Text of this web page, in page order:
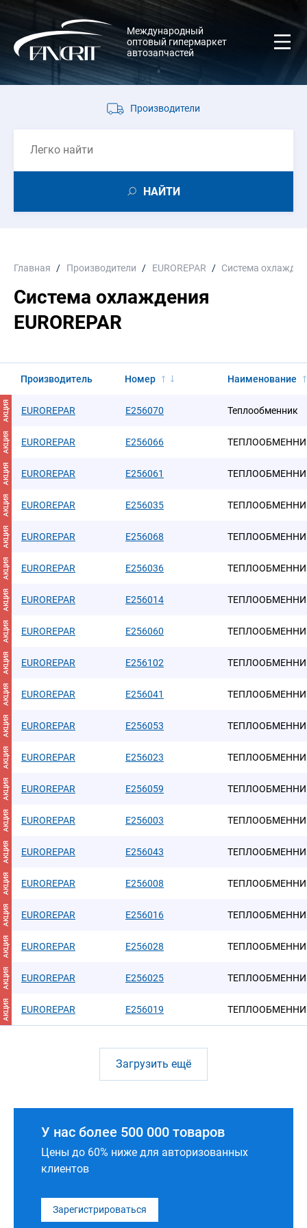
Международный
оптовый гипермаркет
автозапчастей
Производители
НАЙТИ
Главная Производители EUROREPAR Система
Система охлаждения
EUROREPAR
Производитель Номер Наименование
АКЦИЯ EUROREPAR E256070 Теплообменник
АКЦИЯ EUROREPAR E256066
АКЦИЯ EUROREPAR E256061
АКЦИЯ EUROREPAR E256035
АКЦИЯ EUROREPAR E256068
АКЦИЯ EUROREPAR E256036
АКЦИЯ EUROREPAR E256014
АКЦИЯ EUROREPAR E256060
АКЦИЯ EUROREPAR E256102
АКЦИЯ EUROREPAR E256041
АКЦИЯ EUROREPAR E256053
АКЦИЯ EUROREPAR E256023
АКЦИЯ EUROREPAR E256059
АКЦИЯ EUROREPAR E256003
АКЦИЯ EUROREPAR E256043
АКЦИЯ EUROREPAR E256008
АКЦИЯ EUROREPAR E256016
АКЦИЯ EUROREPAR E256028
АКЦИЯ EUROREPAR E256025
АКЦИЯ EUROREPAR E256019
Загрузить ещё
У нас более 500 000 товаров
Цены до 60% ниже для авторизованных
клиентов
Зарегистрироваться